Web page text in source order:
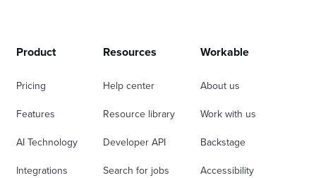
Product
Pricing
Features
AI Technology
Integrations
Resources
Help center
Resource library
Developer API
Search for jobs
Workable
About us
Work with us
Backstage
Accessibility